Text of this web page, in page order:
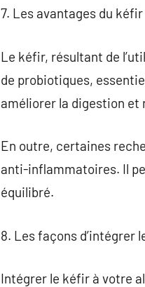
7. Les avantages du
Le kéfir, résultant de
de probiotiques,
améliorer la digestion
En outre, certaines
anti-inflammatoires. Il
équilibré.
8. Les façons d’intégrer
Intégrer le kéfir à votre